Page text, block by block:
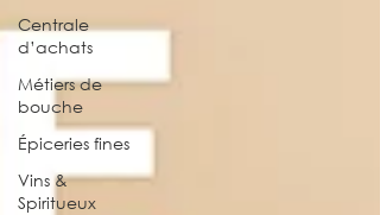
Centrale
d’achats
Métiers de
bouche
Épiceries fines
Vins &
Spiritueux